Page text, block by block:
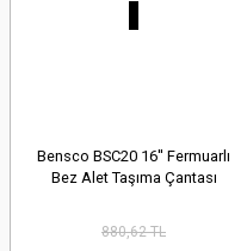
Bensco BSC20 16'' Fermuarlı
Bez Alet Taşıma Çantası
880,62 TL